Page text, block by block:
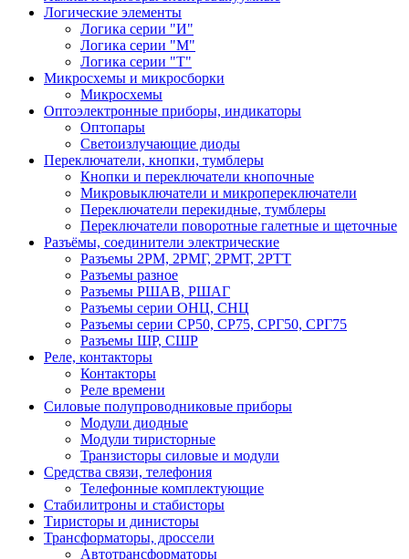
Логические элементы
Логика серии "И"
Логика серии "М"
Логика серии "Т"
Микросхемы и микросборки
Микросхемы
Оптоэлектронные приборы, индикаторы
Оптопары
Светоизлучающие диоды
Переключатели, кнопки, тумблеры
Кнопки и переключатели кнопочные
Микровыключатели и микропереключатели
Переключатели перекидные, тумблеры
Переключатели поворотные галетные и щеточные
Разъёмы, соединители электрические
Разъемы 2РМ, 2РМГ, 2РМТ, 2РТТ
Разъемы разное
Разъемы РШАВ, РШАГ
Разъемы серии ОНЦ, СНЦ
Разъемы серии СР50, СР75, СРГ50, СРГ75
Разъемы ШР, СШР
Реле, контакторы
Контакторы
Реле времени
Силовые полупроводниковые приборы
Модули диодные
Модули тиристорные
Транзисторы силовые и модули
Средства связи, телефония
Телефонные комплектующие
Стабилитроны и стабисторы
Тиристоры и динисторы
Трансформаторы, дроссели
Автотрансформаторы